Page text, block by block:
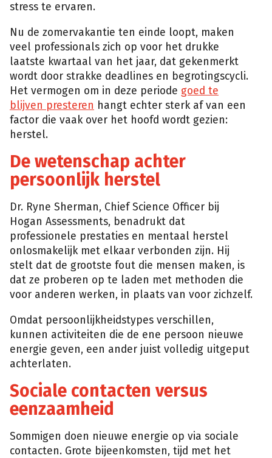
stress te ervaren.
Nu de zomervakantie ten einde loopt, maken
veel professionals zich op voor het drukke
laatste kwartaal van het jaar, dat gekenmerkt
wordt door strakke deadlines en begrotingscycli.
Het vermogen om in deze periode goed te
blijven presteren hangt echter sterk af van een
factor die vaak over het hoofd wordt gezien:
herstel.
De wetenschap achter
persoonlijk herstel
Dr. Ryne Sherman, Chief Science Officer bij
Hogan Assessments, benadrukt dat
professionele prestaties en mentaal herstel
onlosmakelijk met elkaar verbonden zijn. Hij
stelt dat de grootste fout die mensen maken, is
dat ze proberen op te laden met methoden die
voor anderen werken, in plaats van voor zichzelf.
Omdat persoonlijkheidstypes verschillen,
kunnen activiteiten die de ene persoon nieuwe
energie geven, een ander juist volledig uitgeput
achterlaten.
Sociale contacten versus
eenzaamheid
Sommigen doen nieuwe energie op via sociale
contacten. Grote bijeenkomsten, tijd met het